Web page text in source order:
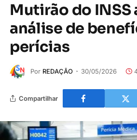
Mutirão do INSS
análise de
perícias
Por REDAÇÃO 30/05/2026
Compartilhar